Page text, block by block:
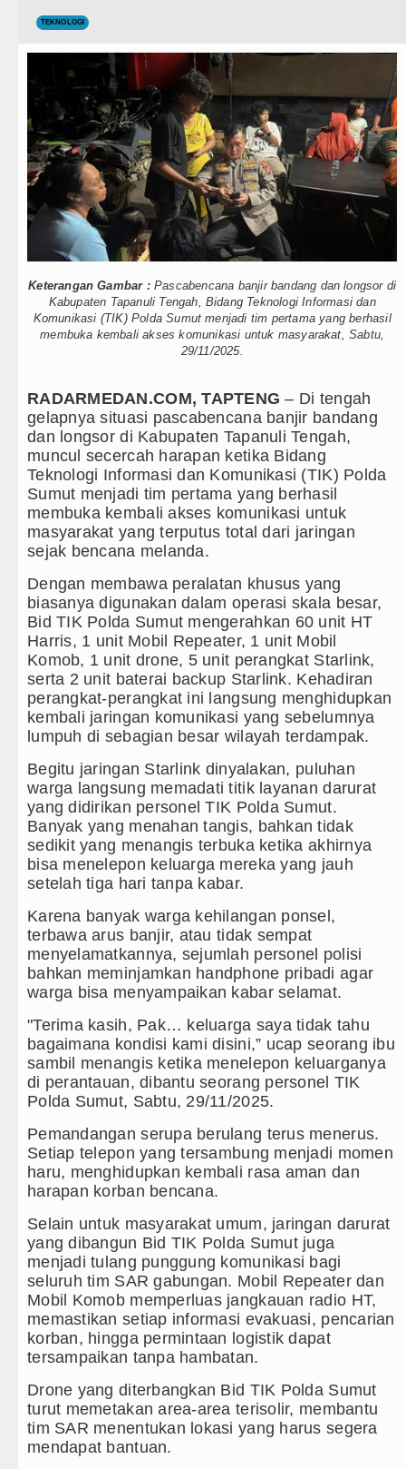
Wisata
TIPS dan TRIK
+ Lainnya
Kesehatan
Siraman Rohani
Bayern Munich vs Aston Villa Laga
Komisi D DPRDSU Ikut Gubsu Bobby Nasution
Wabup Taput Hadiri Rapat Persiapan Penataan
Danrem 011 Lilawangsa Brigjen TNI Ali Imran
Aceh
Era Baru Pengobatan Pasien Kanker Paru di
Rico Waas Nonaktifkan Lurah AUR, Tegaskan
Sebut LSL Pengidap HIV/AIDS di Jawa Barat
Arsenal Dibungkam Real Betis pada Laga
Chelsea Tumbang Ditekuk Juventus pada Laga
Bayern Munich vs Aston Villa Laga
Komisi D DPRDSU Ikut Gubsu Bobby Nasution
Wabup Taput Hadiri Rapat Persiapan Penataan
Danrem 011 Lilawangsa Brigjen TNI Ali Imran
Aceh
Era Baru Pengobatan Pasien Kanker Paru di
Rico Waas Nonaktifkan Lurah AUR, Tegaskan
Sebut LSL Pengidap HIV/AIDS di Jawa Barat
Arsenal Dibungkam Real Betis pada Laga
Chelsea Tumbang Ditekuk Juventus pada Laga
AC Milan Hanya Bermain Imbang dengan Inter
Bayern Munich vs Aston Villa Laga
Komisi D DPRDSU Ikut Gubsu Bobby Nasution
Wabup Taput Hadiri Rapat Persiapan Penataan
Danrem 011 Lilawangsa Brigjen TNI Ali Imran
Aceh
Era Baru Pengobatan Pasien Kanker Paru di
TEKNOLOGI
Keterangan Gambar :Pascabencana banjir bandang dan longsor di
Kabupaten Tapanuli Tengah, Bidang Teknologi Informasi dan
Komunikasi (TIK) Polda Sumut menjadi tim pertama yang berhasil
membuka kembali akses komunikasi untuk masyarakat, Sabtu,
29/11/2025.
RADARMEDAN.COM, TAPTENG– Di tengah
gelapnya situasi pascabencana banjir bandang
dan longsor di Kabupaten Tapanuli Tengah,
muncul secercah harapan ketika Bidang
Teknologi Informasi dan Komunikasi (TIK) Polda
Sumut menjadi tim pertama yang berhasil
membuka kembali akses komunikasi untuk
masyarakat yang terputus total dari jaringan
sejak bencana melanda.
Dengan membawa peralatan khusus yang
biasanya digunakan dalam operasi skala besar,
Bid TIK Polda Sumut mengerahkan 60 unit HT
Harris, 1 unit Mobil Repeater, 1 unit Mobil
Komob, 1 unit drone, 5 unit perangkat Starlink,
serta 2 unit baterai backup Starlink. Kehadiran
perangkat-perangkat ini langsung menghidupkan
kembali jaringan komunikasi yang sebelumnya
lumpuh di sebagian besar wilayah terdampak.
Begitu jaringan Starlink dinyalakan, puluhan
warga langsung memadati titik layanan darurat
yang didirikan personel TIK Polda Sumut.
Banyak yang menahan tangis, bahkan tidak
sedikit yang menangis terbuka ketika akhirnya
bisa menelepon keluarga mereka yang jauh
setelah tiga hari tanpa kabar.
Karena banyak warga kehilangan ponsel,
terbawa arus banjir, atau tidak sempat
menyelamatkannya, sejumlah personel polisi
bahkan meminjamkan handphone pribadi agar
warga bisa menyampaikan kabar selamat.
"Terima kasih, Pak… keluarga saya tidak tahu
bagaimana kondisi kami disini,” ucap seorang ibu
sambil menangis ketika menelepon keluarganya
di perantauan, dibantu seorang personel TIK
Polda Sumut, Sabtu, 29/11/2025.
Pemandangan serupa berulang terus menerus.
Setiap telepon yang tersambung menjadi momen
haru, menghidupkan kembali rasa aman dan
harapan korban bencana.
Selain untuk masyarakat umum, jaringan darurat
yang dibangun Bid TIK Polda Sumut juga
menjadi tulang punggung komunikasi bagi
seluruh tim SAR gabungan. Mobil Repeater dan
Mobil Komob memperluas jangkauan radio HT,
memastikan setiap informasi evakuasi, pencarian
korban, hingga permintaan logistik dapat
tersampaikan tanpa hambatan.
Drone yang diterbangkan Bid TIK Polda Sumut
turut memetakan area-area terisolir, membantu
tim SAR menentukan lokasi yang harus segera
mendapat bantuan.